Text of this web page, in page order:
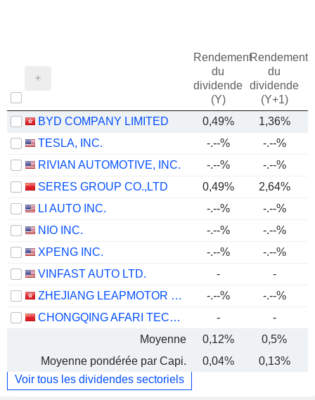
Rendement
du
dividende
(Y)
Rendement
du
dividende
(Y+1)
BYD COMPANY LIMITED 0,49% 1,36%
TESLA, INC.
-.--% -.--%
RIVIAN AUTOMOTIVE, INC.
-.--%
-.--%
SERES GROUP CO.,LTD
0,49% 2,64%
LI AUTO INC.
-.--% -.--%
NIO INC.
-.--% -.--%
XPENG INC.
-.--% -.--%
VINFAST AUTO LTD.
-
-
ZHEJIANG LEAPMOTOR TECHNOLOGY CO., LTD.
-.--% -.--%
CHONGQING AFARI TECHNOLOGY CO., LTD.
-
-
Moyenne
0,12% 0,5%
Moyenne pondérée par Capi.
0,04% 0,13%
Voir tous les dividendes sectoriels